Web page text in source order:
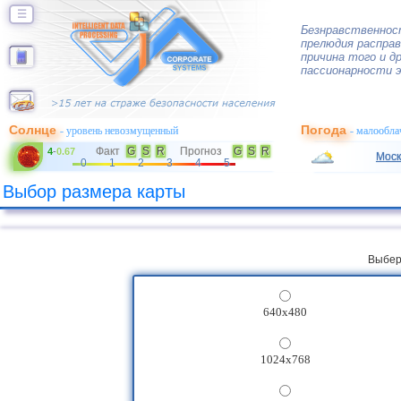
☰
прелюдия
причина того и
пассионарности
Солнце- уровень невозмущенный
4-0.67 Факт G S R Прогноз G S
R
0
1 2 3 4 5
Погода-
Выбор размера карты
640x480
1024x768